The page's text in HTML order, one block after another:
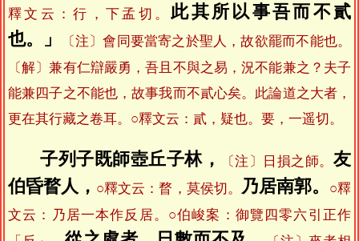
釋文云：行，下孟切。此其所以事吾而不貳
也。」
〔注〕會同要當寄之於聖人，故欲罷而不能也。
〔解〕兼有仁辯嚴勇，吾且不與之易，況不能兼之？夫子
能兼四子之不能也，故事我而不貳心矣。此論道之大者，
更在其行藏之卷耳。○釋文云：貳，疑也。要，一遥切。
子列子既師壺丘子林， 〔注〕日損之師。友
伯昏瞀人， ○釋文云：瞀，莫侯切。 乃居南郭。
○釋
文云：乃居一本作反居。○伯峻案：御覽四零六引正作